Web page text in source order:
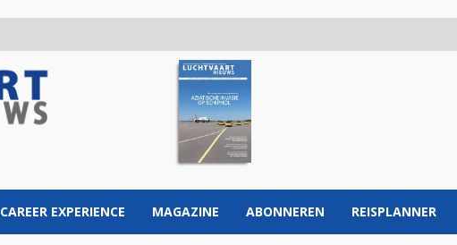
CAREER EXPERIENCE MAGAZINE ABONNEREN REISPLANNER